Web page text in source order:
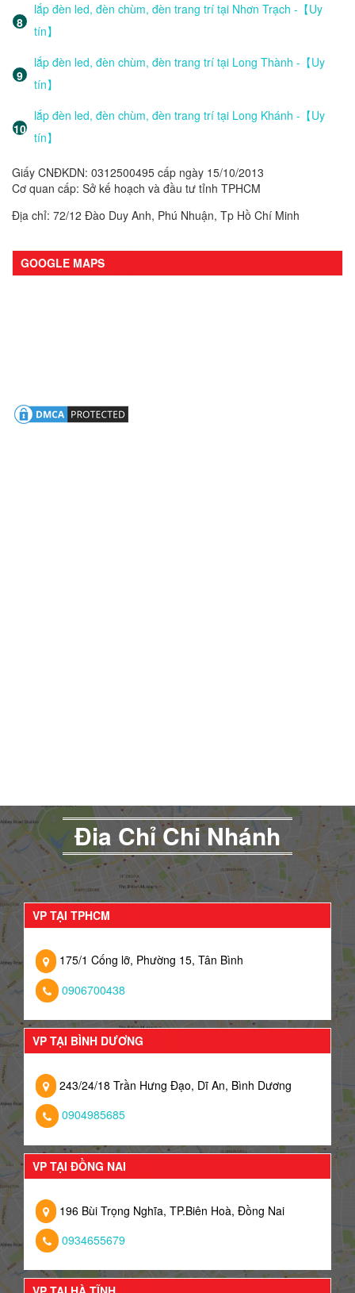
lắp đèn led, đèn chùm, đèn trang trí tại Nhơn Trạch -【Uy
tín】
lắp đèn led, đèn chùm, đèn trang trí tại Long Thành -【Uy
tín】
lắp đèn led, đèn chùm, đèn trang trí tại Long Khánh -【Uy
tín】
Giấy CNĐKDN: 0312500495 cấp ngày 15/10/2013
Cơ quan cấp: Sở kế hoạch và đầu tư tỉnh TPHCM
Địa chỉ: 72/12 Đào Duy Anh, Phú Nhuận, Tp Hồ Chí Minh
GOOGLE MAPS
Đia Chỉ Chi Nhánh
VP TẠI TPHCM
175/1 Cống lỡ, Phường 15, Tân Bình
0906700438
VP TẠI BÌNH DƯƠNG
243/24/18 Trần Hưng Đạo, Dĩ An, Bình Dương
0904985685
VP TẠI ĐỒNG NAI
196 Bùi Trọng Nghĩa, TP.Biên Hoà, Đồng Nai
0934655679